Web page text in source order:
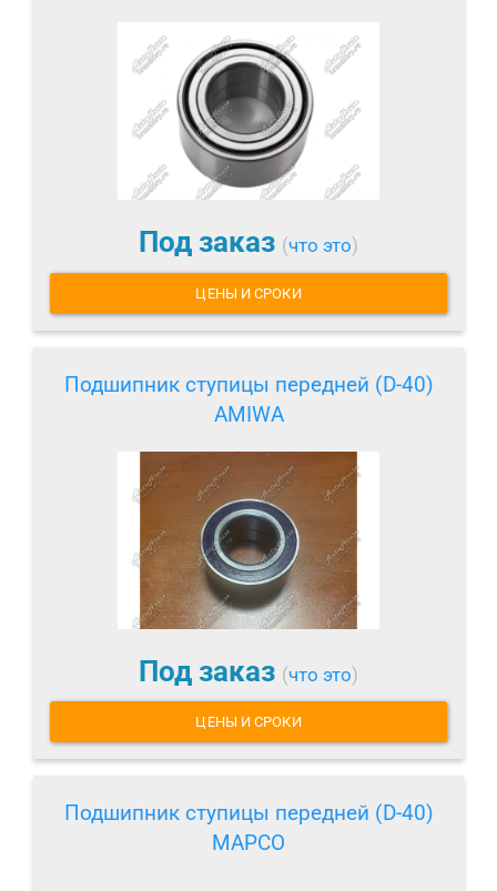
Под заказ (что это)
ЦЕНЫ И СРОКИ
Подшипник ступицы передней (D-40)
AMIWA
Под заказ (что это)
ЦЕНЫ И СРОКИ
Подшипник ступицы передней (D-40)
MAPCO